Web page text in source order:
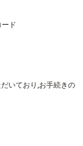
ド
いており,お手続きの